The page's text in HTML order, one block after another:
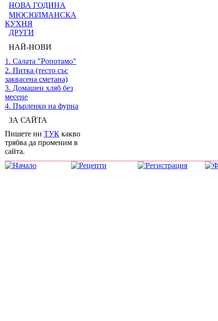
НОВА ГОДИНА
МЮСЮЛМАНСКА
КУХНЯ
ДРУГИ
НАЙ-НОВИ
1. Салата "Ропотамо"
2. Питка (тесто със
заквасена сметана)
3. Домашен хляб без
месене
4. Пърленки на фурна
ЗА САЙТА
Пишете ни ТУК какво
трябва да променим в
сайта.